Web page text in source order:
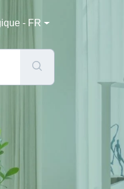
- FR